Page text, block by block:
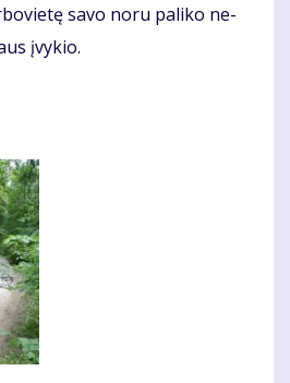
sa­vo no­ru pa­li­ko ne­
įvy­kio.